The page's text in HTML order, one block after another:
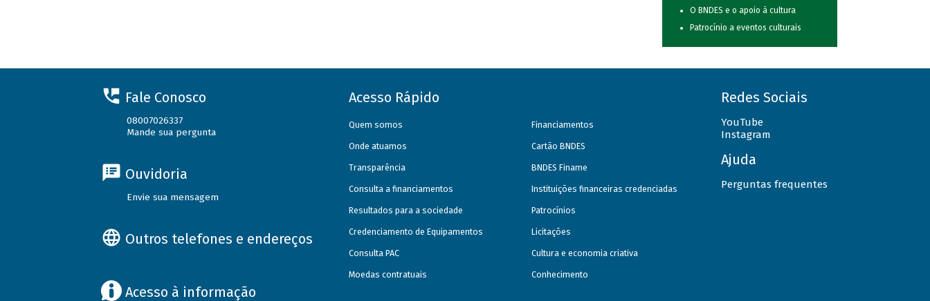
O BNDES e o apoio à cultura
Patrocínio a eventos culturais
Fale Conosco
08007026337
Mande sua pergunta
Ouvidoria
Envie sua mensagem
Outros telefones e endereços
Acesso à informação
Acesso Rápido
Quem somos
Onde atuamos
Transparência
Consulta a financiamentos
Resultados para a sociedade
Credenciamento de Equipamentos
Consulta PAC
Moedas contratuais
Financiamentos
Cartão BNDES
BNDES Finame
Instituições financeiras credenciadas
Patrocínios
Licitações
Cultura e economia criativa
Conhecimento
Redes Sociais
YouTube
Instagram
Ajuda
Perguntas frequentes